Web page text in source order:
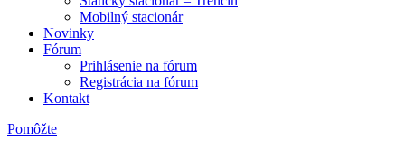
Mobilný stacionár
Novinky
Fórum
Prihlásenie na fórum
Registrácia na fórum
Kontakt
Pomôžte